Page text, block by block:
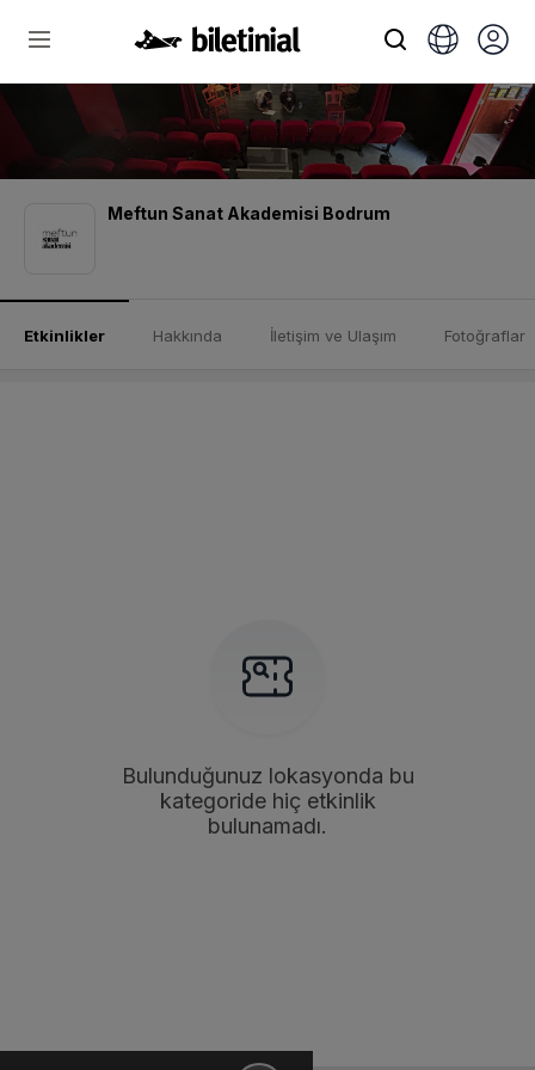
Meftun Sanat Akademisi Bodrum
Etkinlikler Hakkında İletişim ve Ulaşım Fotoğraflar
Bulunduğunuz lokasyonda bu
kategoride hiç etkinlik
bulunamadı.